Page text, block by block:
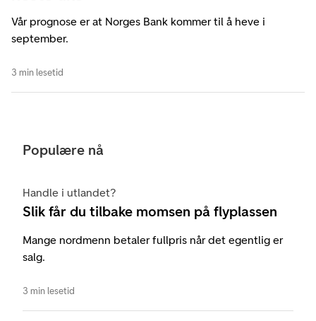
Vår prognose er at Norges Bank kommer til å heve i
september.
3 min lesetid
Populære nå
Handle i utlandet?
Slik får du tilbake momsen på flyplassen
Mange nordmenn betaler fullpris når det egentlig er
salg.
3 min lesetid